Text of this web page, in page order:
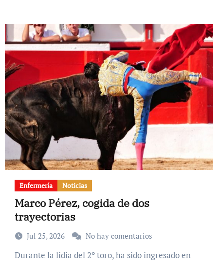
Enfermería Noticias
Marco Pérez, cogida de dos
trayectorias
Jul 25, 2026 No hay comentarios
Durante la lidia del 2º toro, ha sido ingresado en